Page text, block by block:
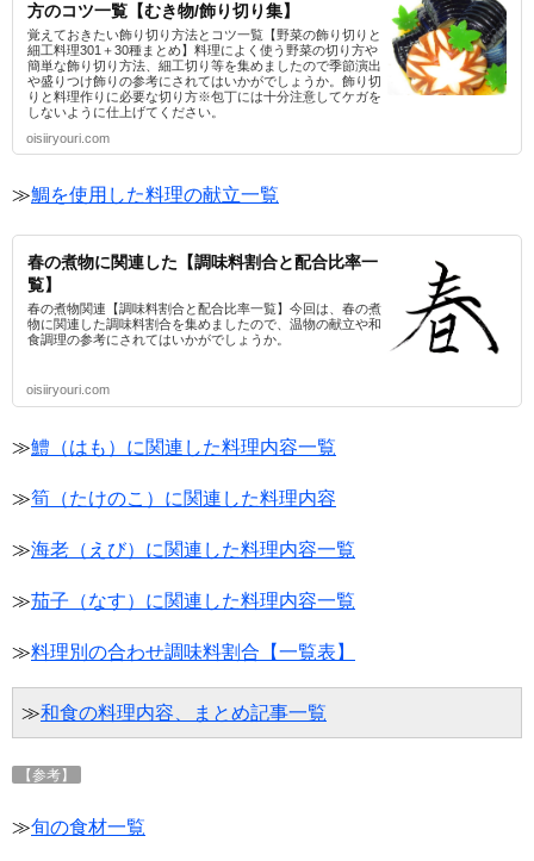
方のコツ一覧【むき物/飾り切り集】
覚えておきたい飾り切り方法とコツ一覧【野菜の飾り切りと
細工料理301＋30種まとめ】料理によく使う野菜の切り方や
簡単な飾り切り方法、細工切り等を集めましたので季節演出
や盛りつけ飾りの参考にされてはいかがでしょうか。飾り切
りと料理作りに必要な切り方※包丁には十分注意してケガを
しないように仕上げてください。
oisiiryouri.com
≫鯛を使用した料理の献立一覧
春の煮物に関連した【調味料割合と配合比率一
覧】
春の煮物関連【調味料割合と配合比率一覧】今回は、春の煮
物に関連した調味料割合を集めましたので、温物の献立や和
食調理の参考にされてはいかがでしょうか。
oisiiryouri.com
≫鱧（はも）に関連した料理内容一覧
≫筍（たけのこ）に関連した料理内容
≫海老（えび）に関連した料理内容一覧
≫茄子（なす）に関連した料理内容一覧
≫料理別の合わせ調味料割合【一覧表】
≫和食の料理内容、まとめ記事一覧
【参考】
≫旬の食材一覧